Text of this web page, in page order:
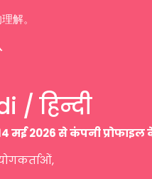
解。
/ हिन्दी
मई 2026 से कंपनी प्रोफाइल